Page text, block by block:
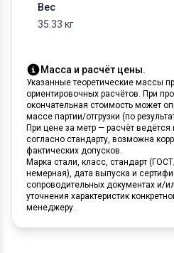
Вес
35.33 кг
Масса и расчёт цены.
Указанные теоретические массы
ориентировочных расчётов. При
окончательная стоимость может
массе партии/отгрузки (по
При цене за метр — расчёт
согласно стандарту, возможна
фактических допусков.
Марка стали, класс, стандарт
немерная), дата выпуска и
сопроводительных документах и/
уточнения характеристик
менеджеру.